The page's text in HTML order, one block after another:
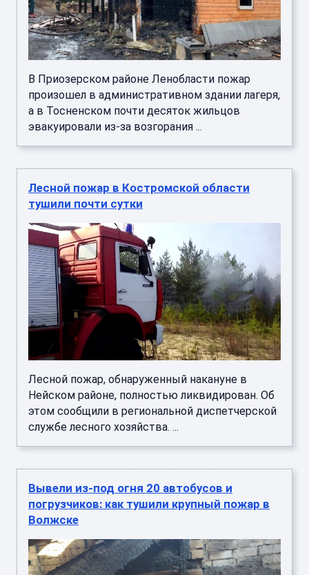
В Приозерском районе Ленобласти пожар
произошел в административном здании лагеря,
а в Тосненском почти десяток жильцов
эвакуировали из-за возгорания ...
Лесной пожар в Костромской области
тушили почти сутки
Лесной пожар, обнаруженный накануне в
Нейском районе, полностью ликвидирован. Об
этом сообщили в региональной диспетчерской
службе лесного хозяйства. ...
Вывели из-под огня 20 автобусов и
погрузчиков: как тушили крупный пожар в
Волжске